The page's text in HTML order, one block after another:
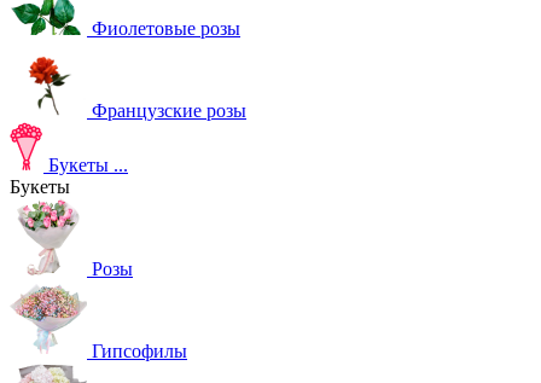
Фиолетовые розы
Французские розы
Букеты ...
Букеты
Розы
Гипсофилы